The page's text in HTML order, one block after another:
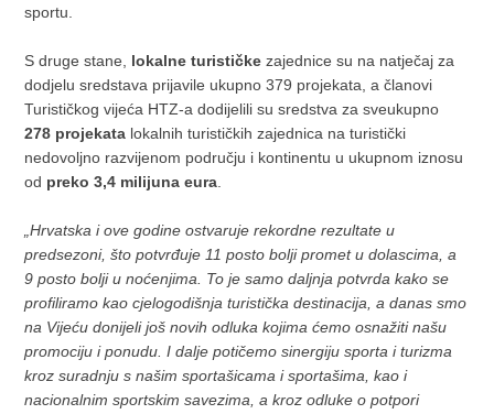
sportu.
S druge stane, lokalne turističke zajednice su na natječaj za
dodjelu sredstava prijavile ukupno 379 projekata, a članovi
Turističkog vijeća HTZ-a dodijelili su sredstva za sveukupno
278 projekata lokalnih turističkih zajednica na turistički
nedovoljno razvijenom području i kontinentu u ukupnom iznosu
od preko 3,4 milijuna eura
„Hrvatska i ove godine ostvaruje rekordne rezultate u
predsezoni, što potvrđuje 11 posto bolji promet u dolascima, a
9 posto bolji u noćenjima. To je samo daljnja potvrda kako se
profiliramo kao cjelogodišnja turistička destinacija, a danas smo
na Vijeću donijeli još novih odluka kojima ćemo osnažiti našu
promociju i ponudu. I dalje potičemo sinergiju sporta i turizma
kroz suradnju s našim sportašicama i sportašima, kao i
nacionalnim sportskim savezima, a kroz odluke o potpori